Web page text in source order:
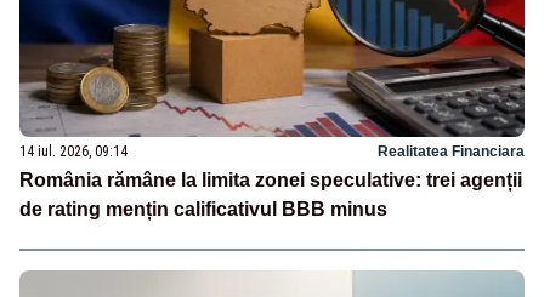
14 iul. 2026, 09:14 Realitatea Financiara
România rămâne la limita zonei speculative: trei agenții
de rating mențin calificativul BBB minus